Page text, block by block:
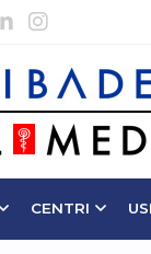
CENTRI